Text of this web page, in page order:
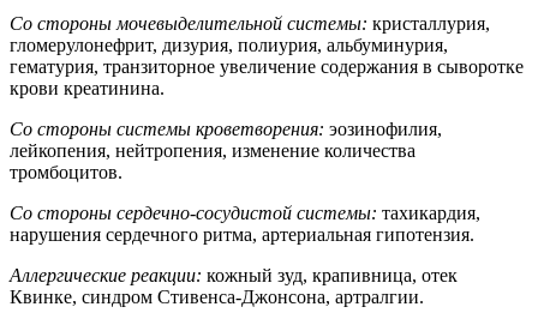
Со стороны мочевыделительной системы: кристаллурия,
гломерулонефрит, дизурия, полиурия, альбуминурия,
гематурия, транзиторное увеличение содержания в сыворотке
крови креатинина.
Со стороны системы кроветворения: эозинофилия,
лейкопения, нейтропения, изменение количества
тромбоцитов.
Cо стороны сердечно-сосудистой системы: тахикардия,
нарушения сердечного ритма, артериальная гипотензия.
Аллергические реакции: кожный зуд, крапивница, отек
Квинке, синдром Стивенса-Джонсона, артралгии.